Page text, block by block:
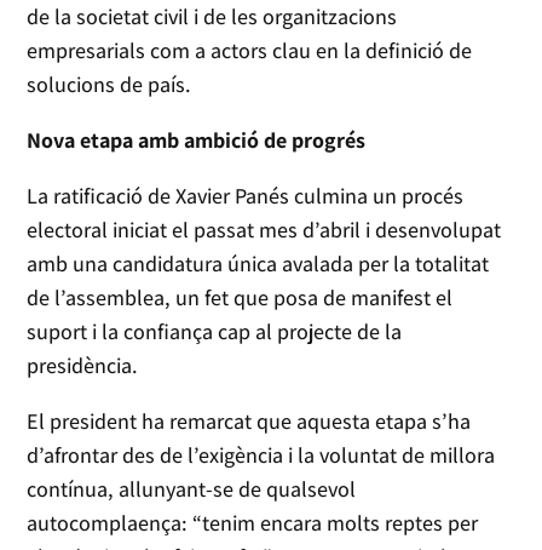
de la societat civil i de les organitzacions
empresarials com a actors clau en la definició de
solucions de país.
Nova etapa amb ambició de progrés
La ratificació de Xavier Panés culmina un procés
electoral iniciat el passat mes d’abril i desenvolupat
amb una candidatura única avalada per la totalitat
de l’assemblea, un fet que posa de manifest el
suport i la confiança cap al projecte de la
presidència.
El president ha remarcat que aquesta etapa s’ha
d’afrontar des de l’exigència i la voluntat de millora
contínua, allunyant-se de qualsevol
autocomplaença: “tenim encara molts reptes per